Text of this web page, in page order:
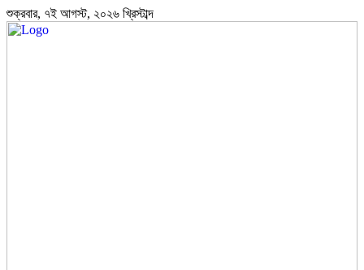
শুক্রবার, ৭ই আগস্ট, ২০২৬ খ্রিস্টাব্দ